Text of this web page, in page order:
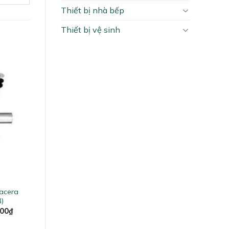
Thiết bị nhà bếp
Thiết bị vệ sinh
₫Current